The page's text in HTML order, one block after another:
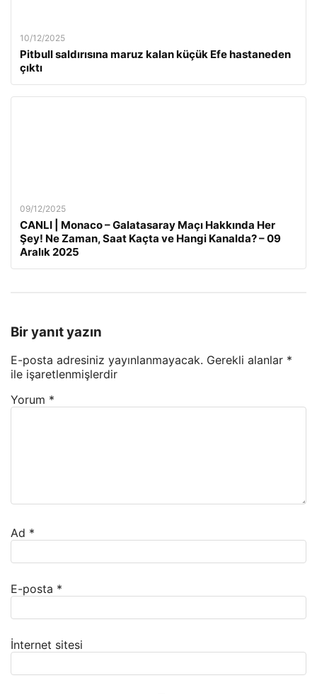
10/12/2025
Pitbull saldırısına maruz kalan küçük Efe hastaneden
çıktı
09/12/2025
CANLI | Monaco – Galatasaray Maçı Hakkında Her
Şey! Ne Zaman, Saat Kaçta ve Hangi Kanalda? – 09
Aralık 2025
Bir yanıt yazın
E-posta adresiniz yayınlanmayacak. Gerekli alanlar *
ile işaretlenmişlerdir
Yorum *
Ad *
E-posta *
İnternet sitesi